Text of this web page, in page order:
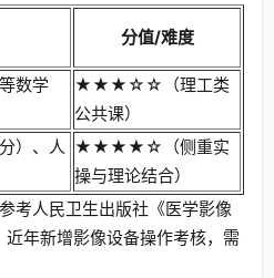
分值/难度
数学
★★★☆☆（理工类
公共课）
）、人 ★★★★☆（侧重实
操与理论结合）
考人民卫生出版社《医学影像
年新增影像设备操作考核，需